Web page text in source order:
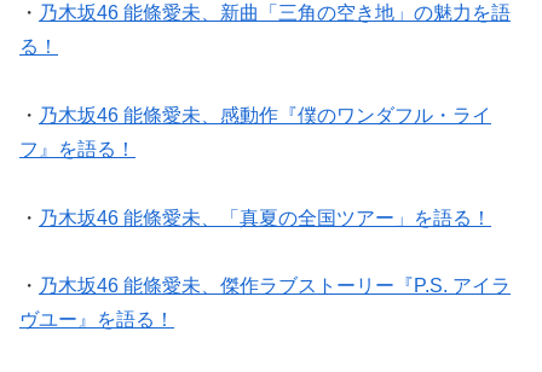
・ 乃木坂46 能條愛未、新曲「三角の空き地」の魅力を語
る！
・ 乃木坂46 能條愛未、感動作『僕のワンダフル・ライ
フ』を語る！
・ 乃木坂46 能條愛未、「真夏の全国ツアー」を語る！
・ 乃木坂46 能條愛未、傑作ラブストーリー『P.S. アイラ
ヴユー』を語る！